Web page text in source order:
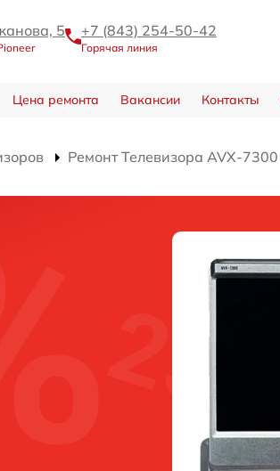
5 +7 (843) 254-50-42
Горячая линия
Цена ремонта Вакансии Контакты
Ремонт Телевизора AVX-7300